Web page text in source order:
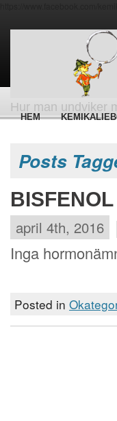
Hur man undviker
HEM
Posts
april 4th, 2016
Inga
Posted in